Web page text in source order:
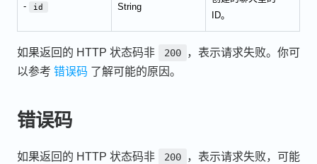
- id String
ID。
如果返回的 HTTP 状态码非 200
，表示请求失败。你可
以参考 错误码 了解可能的原因。
错误码
如果返回的 HTTP 状态码非 200
，表示请求失败，可能